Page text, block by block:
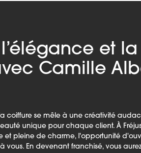
et la
Camille
coiffure se mêle à une créativité
unique pour chaque client. À
et pleine de charme, l'opportunité
vous. En devenant franchisé, vous